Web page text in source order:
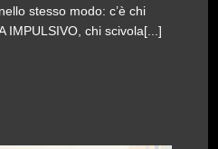
stesso modo: c’è chi
IMPULSIVO, chi scivola[...]